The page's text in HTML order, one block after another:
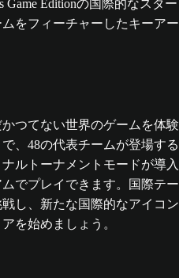
かつてない世界のゲームを体験
、48の代表チームが登場する
ルトーナメントモードが導入
でプレイできます。国際テー
し、新たな国際的なアイコン
を始めましょう。